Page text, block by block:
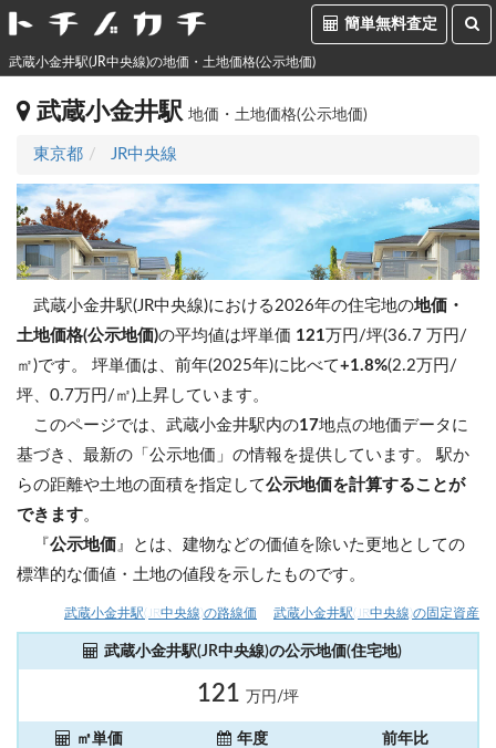
簡単無料査定
武蔵小金井駅(JR中央線)の地価・土地価格(公示地価)
武蔵小金井駅 地価・土地価格(公示地価)
東京都 JR中央線
武蔵小金井駅(JR中央線)における2026年の住宅地の地価・
土地価格(公示地価)の平均値は坪単価 121万円/坪(36.7 万円/
㎡)です。 坪単価は、前年(2025年)に比べて+1.8%(2.2万円/
坪、0.7万円/㎡)上昇しています。
このページでは、武蔵小金井駅内の17地点の地価データに
基づき、最新の「公示地価」の情報を提供しています。 駅か
らの距離や土地の面積を指定して公示地価を計算することが
できます。
『公示地価 』とは、建物などの価値を除いた更地としての
標準的な価値・土地の値段を示したものです。
武蔵小金井駅(JR中央線)の路線価 武蔵小金井駅(JR中央線)の固定資産
武蔵小金井駅(JR中央線)の公示地価(住宅地)
121 万円/坪
㎡単価 年度 前年比